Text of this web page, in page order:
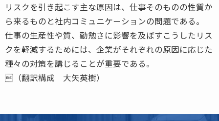
リスクを引き起こす主な原因は、仕事そのものの性質か
ら来るものと社内コミュニケーションの問題である。
仕事の生産性や質、勤勉さに影響を及ぼすこうしたリス
クを軽減するためには、企業がそれぞれの原因に応じた
種々の対策を講じることが重要である。
（翻訳構成 大矢英樹）